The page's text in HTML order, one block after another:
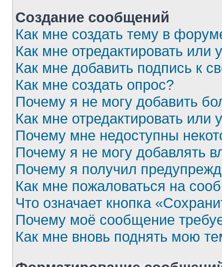
Создание сообщений
Как мне создать тему в
Как мне отредактировать или
Как мне добавить подпись к
Как мне создать опрос?
Почему я не могу добавить
Как мне отредактировать или
Почему мне недоступны
Почему я не могу добавлять
Почему я получил
Как мне пожаловаться на
Что означает кнопка
Почему моё сообщение
Как мне вновь поднять мою